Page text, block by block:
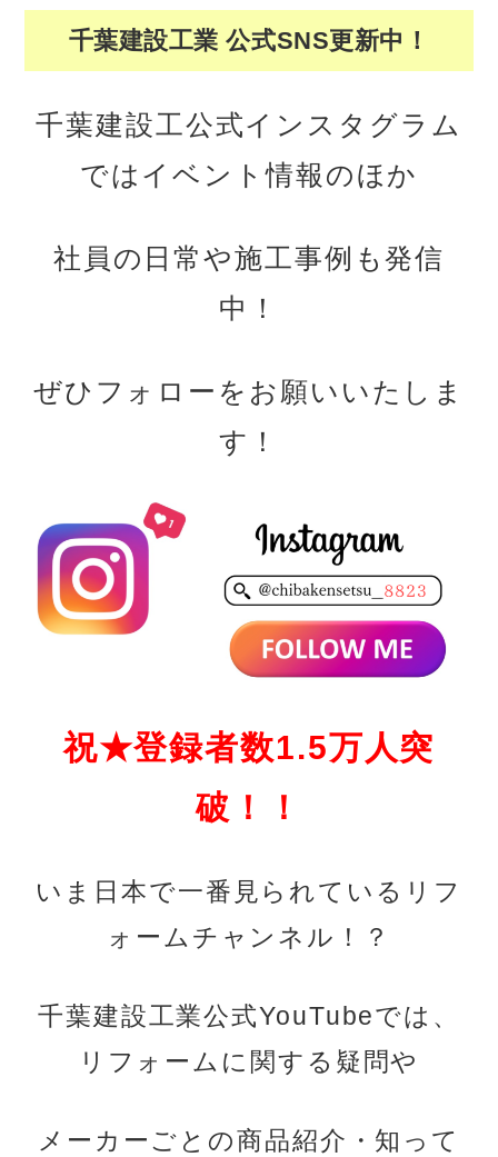
千葉建設工業 公式SNS更新中！
千葉建設工公式インスタグラム
ではイベント情報のほか
社員の日常や施工事例も発信
中！
ぜひフォローをお願いいたしま
す！
祝★登録者数1.5万人突
破！！
いま日本で一番見られているリフ
ォームチャンネル！？
千葉建設工業公式YouTubeでは、
リフォームに関する疑問や
メーカーごとの商品紹介・知って